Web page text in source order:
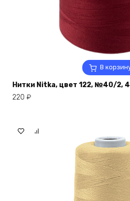
В
Нитки Nitka, цвет 122, №40/2,
220 ₽